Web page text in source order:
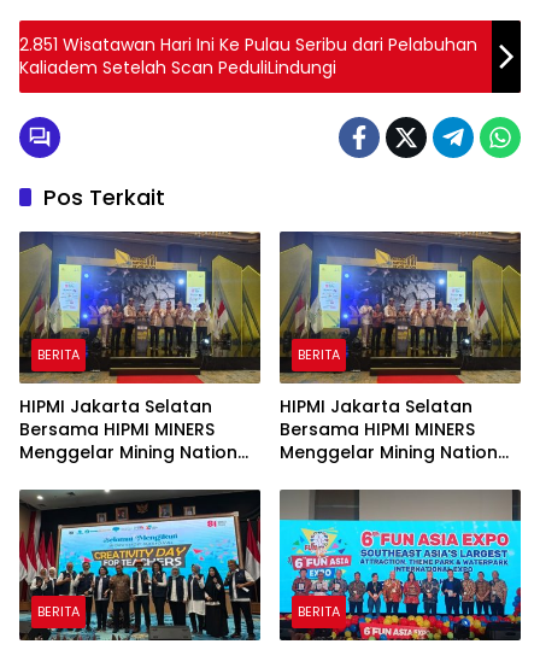
2.851 Wisatawan Hari Ini Ke Pulau Seribu dari Pelabuhan
Kaliadem Setelah Scan PeduliLindungi
Pos Terkait
BERITA
HIPMI Jakarta Selatan
Bersama HIPMI MINERS
Menggelar Mining Nation
Indah Golf Jakarta
BERITA
HIPMI Jakarta Selatan
Bersama HIPMI MINERS
Menggelar Mining Nation
Indah Golf Jakarta
BERITA BERITA